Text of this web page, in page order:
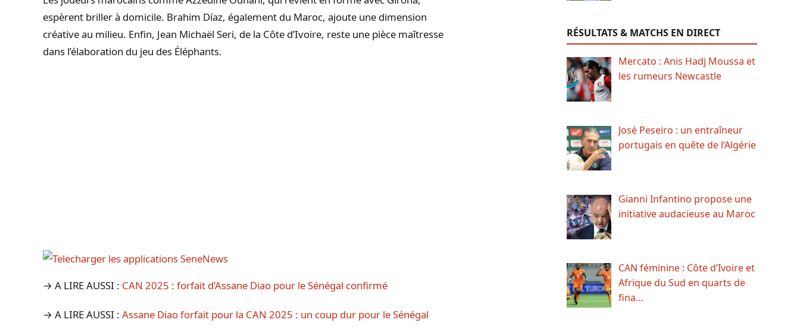
espèrent briller à domicile. Brahim Díaz, également du Maroc, ajoute une dimension
créative au milieu. Enfin, Jean Michaël Seri, de la Côte d’Ivoire, reste une pièce maîtresse
dans l’élaboration du jeu des Éléphants.
→ A LIRE AUSSI : CAN 2025 : forfait d’Assane Diao pour le Sénégal confirmé
→ A LIRE AUSSI : Assane Diao forfait pour la CAN 2025 : un coup dur pour le Sénégal
RÉSULTATS & MATCHS EN DIRECT
Mercato : Anis Hadj Moussa et
les rumeurs Newcastle
José Peseiro : un entraîneur
portugais en quête de l’Algérie
Gianni Infantino propose une
initiative audacieuse au Maroc
CAN féminine : Côte d’Ivoire et
Afrique du Sud en quarts de
fina…